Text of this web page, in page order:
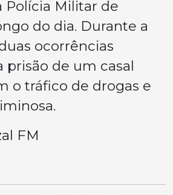
Polícia Militar de
do dia. Durante a
ocorrências
prisão de um casal
o tráfico de drogas e
FM